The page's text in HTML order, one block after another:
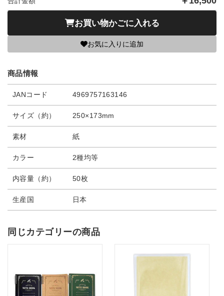
お買い物かごに入れる
お気に入りに追加
商品情報
JANコード 4969757163146
サイズ（約） 250×173mm
素材 紙
カラー 2種均等
内容量（約） 50枚
生産国 日本
同じカテゴリーの商品